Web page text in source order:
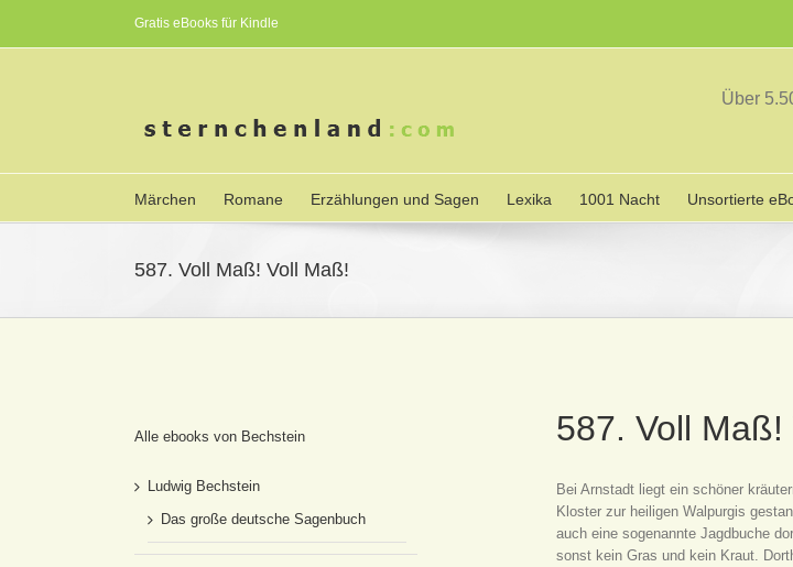
Gratis eBooks für Kindle
Über
Märchen Romane Erzählungen und Sagen Lexika 1001 Nacht Unsortierte
587. Voll Maß! Voll Maß!
587. Voll Maß!
Bei Arnstadt liegt ein schöner
Kloster zur heiligen Walpurgis
auch eine sogenannte Jagdbuche
sonst kein Gras und kein Kraut.
Alle ebooks von Bechstein
Ludwig Bechstein
Das große deutsche Sagenbuch